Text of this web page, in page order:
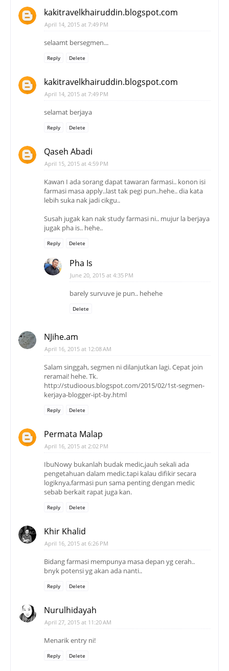
kakitravelkhairuddin.blogspot.com
April 14, 2015 at 7:49 PM
selaamt bersegmen...
Reply Delete
kakitravelkhairuddin.blogspot.com
April 14, 2015 at 7:49 PM
selamat berjaya
Reply Delete
Qaseh Abadi
April 15, 2015 at 4:59 PM
Kawan I ada sorang dapat tawaran farmasi.. konon isi
farmasi masa apply..last tak pegi pun..hehe.. dia kata
lebih suka nak jadi cikgu..
Susah jugak kan nak study farmasi ni.. mujur la berjaya
jugak pha is.. hehe..
Reply Delete
Pha Is
June 20, 2015 at 4:35 PM
barely survuve je pun.. hehehe
Delete
NJihe.am
April 16, 2015 at 12:08 AM
Salam singgah, segmen ni dilanjutkan lagi. Cepat join
reramai! hehe. Tk.
http://studioous.blogspot.com/2015/02/1st-segmen-
kerjaya-blogger-ipt-by.html
Reply Delete
Permata Malap
April 16, 2015 at 2:02 PM
IbuNowy bukanlah budak medic,jauh sekali ada
pengetahuan dalam medic.tapi kalau difikir secara
logiknya,farmasi pun sama penting dengan medic
sebab berkait rapat juga kan.
Reply Delete
Khir Khalid
April 16, 2015 at 6:26 PM
Bidang farmasi mempunya masa depan yg cerah..
bnyk potensi yg akan ada nanti..
Reply Delete
Nurulhidayah
April 27, 2015 at 11:20 AM
Menarik entry ni!
Reply Delete